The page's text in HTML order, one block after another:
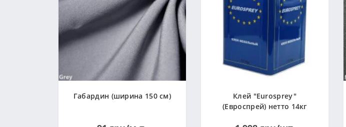
Габардин (ширина 150 см)
Клей "Eurosprey"
(Евроспрей) нетто 14кг